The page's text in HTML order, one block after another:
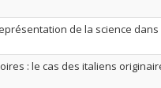
de la science
: le cas des italiens